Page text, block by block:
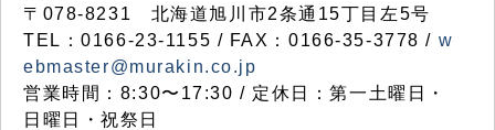
〒078-8231 北海道旭川市2条通15丁目左5号
TEL：0166-23-1155 / FAX：0166-35-3778 / w
ebmaster@murakin.co.jp
営業時間：8:30〜17:30 / 定休日：第一土曜日・
日曜日・祝祭日